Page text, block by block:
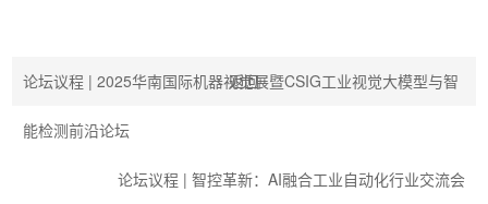
论坛议程 | 2025华南国际机器视觉展暨CSIG工业视觉大模型与智
能检测前沿论坛
返回
论坛议程 | 智控革新：AI融合工业自动化行业交流会